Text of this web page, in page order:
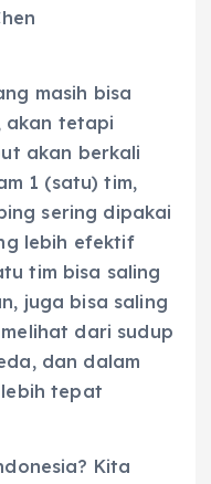
masih bisa
akan tetapi
akan berkali
1 (satu) tim,
sering dipakai
lebih efektif
tim bisa saling
juga bisa saling
dari sudup
dan dalam
tepat
Kita